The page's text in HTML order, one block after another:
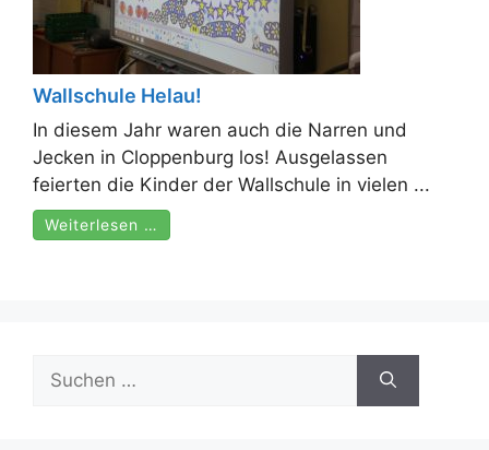
Wallschule Helau!
In diesem Jahr waren auch die Narren und
Jecken in Cloppenburg los! Ausgelassen
feierten die Kinder der Wallschule in vielen ...
Weiterlesen …
Suchen
nach: